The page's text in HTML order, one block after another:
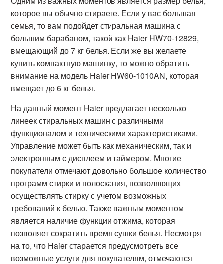
которое вы обычно стираете. Если у вас большая
семья, то вам подойдет стиральная машина с
большим барабаном, такой как Haier HW70-12829,
вмещающий до 7 кг белья. Если же вы желаете
купить компактную машинку, то можно обратить
внимание на модель Haier HW60-1010AN, которая
вмещает до 6 кг белья.
На данный момент Haier предлагает несколько
линеек стиральных машин с различными
функционалом и техническими характеристиками.
Управление может быть как механическим, так и
электронным с дисплеем и таймером. Многие
покупатели отмечают довольно большое количество
программ стирки и полоскания, позволяющих
осуществлять стирку с учетом возможных
требований к белью. Также важным моментом
является наличие функции отжима, которая
позволяет сократить время сушки белья. Несмотря
на то, что Haier старается предусмотреть все
возможные услуги для покупателям, отмечаются